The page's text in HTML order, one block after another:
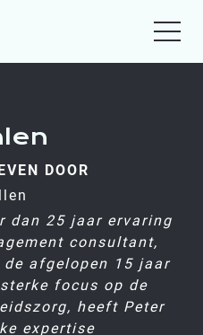
DOOR
dan 25 jaar ervaring
consultant,
de afgelopen 15 jaar
focus op de
heeft Peter
expertise